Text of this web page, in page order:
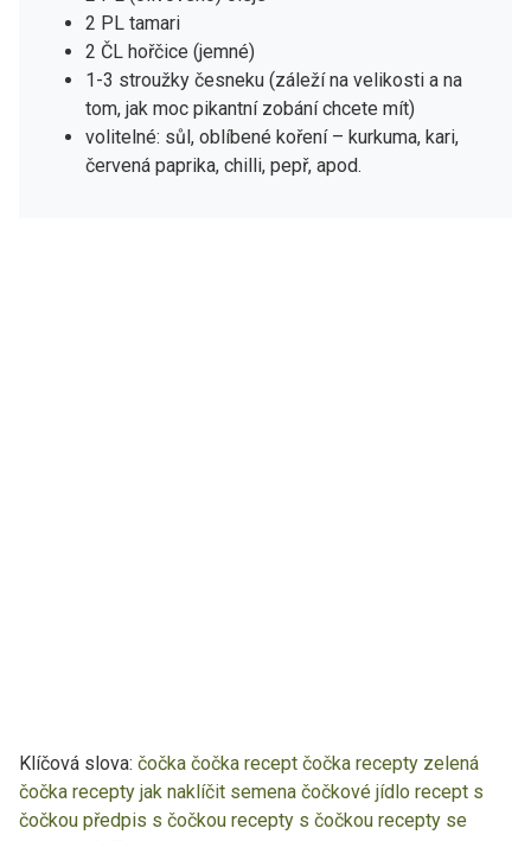
2 PL tamari
2 ČL hořčice (jemné)
1-3 stroužky česneku (záleží na velikosti a na
tom, jak moc pikantní zobání chcete mít)
volitelné: sůl, oblíbené koření – kurkuma, kari,
červená paprika, chilli, pepř, apod.
Klíčová slova: čočka čočka recept čočka recepty zelená
čočka recepty jak naklíčit semena čočkové jídlo recept s
čočkou předpis s čočkou recepty s čočkou recepty se